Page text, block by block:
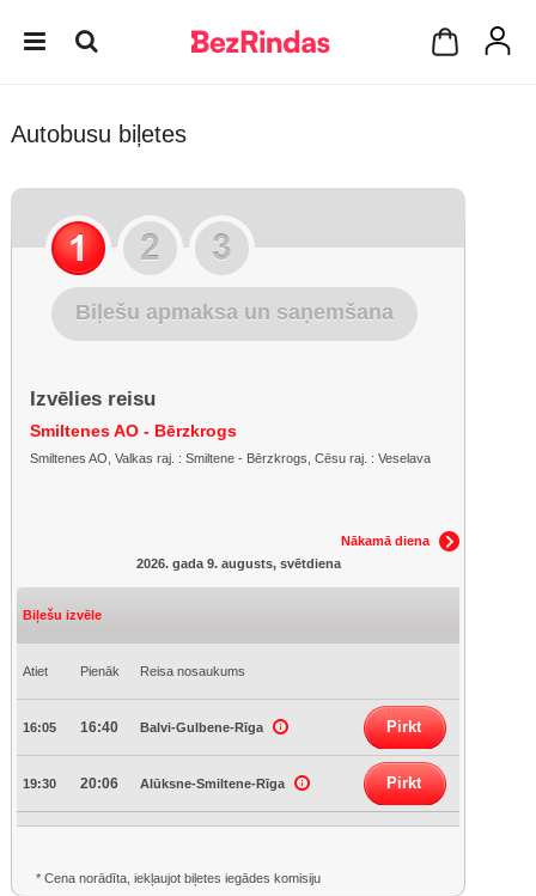
Autobusu biļetes
Biļešu apmaksa un saņemšana
Izvēlies reisu
Smiltenes AO - Bērzkrogs
Smiltenes AO, Valkas raj. : Smiltene - Bērzkrogs, Cēsu raj. : Veselava
Nākamā diena
2026. gada 9. augusts, svētdiena
Biļešu izvēle
Atiet Pienāk Reisa nosaukums
16:05 16:40 Balvi-Gulbene-Rīga Pirkt
19:30 20:06 Alūksne-Smiltene-Rīga Pirkt
* Cena norādīta, iekļaujot biļetes iegādes komisiju